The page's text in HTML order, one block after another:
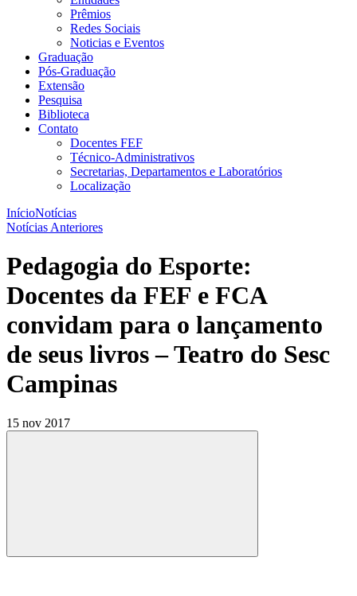
Prêmios
Redes Sociais
Noticias e Eventos
Graduação
Pós-Graduação
Extensão
Pesquisa
Biblioteca
Contato
Docentes FEF
Técnico-Administrativos
Secretarias, Departamentos e Laboratórios
Localização
InícioNotícias
Notícias Anteriores
Pedagogia do Esporte:
Docentes da FEF e FCA
convidam para o lançamento
de seus livros – Teatro do Sesc
Campinas
15 nov 2017
Compartilhar